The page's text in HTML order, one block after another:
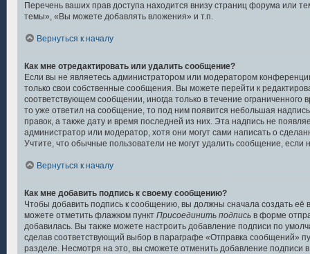
Перечень ваших прав доступа находится внизу страниц форума или
темы», «Вы можете добавлять вложения» и т.п.
Вернуться к началу
Как мне отредактировать или удалить сообщение?
Если вы не являетесь администратором или модератором
только свои собственные сообщения. Вы можете перейти к
соответствующем сообщении, иногда только в течение ограниченного
то уже ответил на сообщение, то под ним появится небольшая
правок, а также дату и время последней из них. Эта надпись не
администратор или модератор, хотя они могут сами написать о
Учтите, что обычные пользователи не могут удалить сообщение, если
Вернуться к началу
Как мне добавить подпись к своему сообщению?
Чтобы добавить подпись к сообщению, вы должны сначала создать её
можете отметить флажком пункт Присоединить подпись в форме
добавилась. Вы также можете настроить добавление подписи по
сделав соответствующий выбор в параграфе «Отправка сообщений»
разделе. Несмотря на это, вы сможете отменить добавление подписи